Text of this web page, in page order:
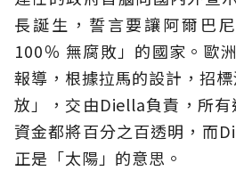
長誕生，誓言要讓阿爾巴
100％ 無腐敗」的國家。歐
報導，根據拉馬的設計，招
放」，交由Diella負責，所
資金都將百分之百透明，而
正是「太陽」的意思。